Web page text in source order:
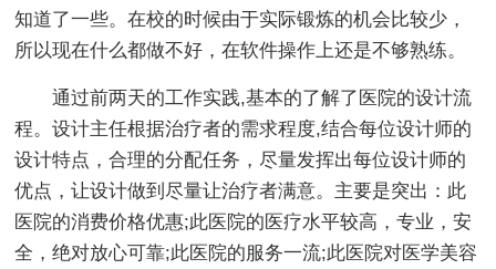
知道了一些。在校的时候由于实际锻炼的机会比较少，
所以现在什么都做不好，在软件操作上还是不够熟练。
通过前两天的工作实践,基本的了解了医院的设计流
程。设计主任根据治疗者的需求程度,结合每位设计师的
设计特点，合理的分配任务，尽量发挥出每位设计师的
优点，让设计做到尽量让治疗者满意。主要是突出：此
医院的消费价格优惠;此医院的医疗水平较高，专业，安
全，绝对放心可靠;此医院的服务一流;此医院对医学美容